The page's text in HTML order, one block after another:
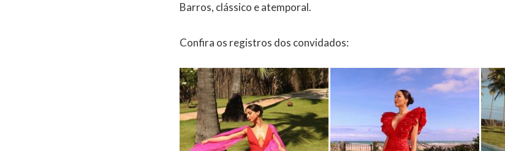
Barros, clássico e atemporal.
Confira os registros dos convidados: